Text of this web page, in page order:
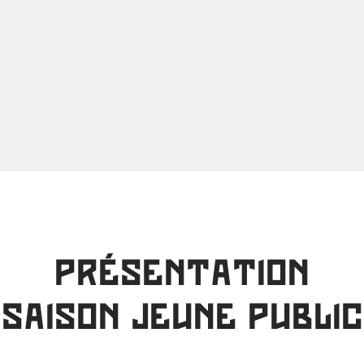
PRÉSENTATION
SAISON JEUNE PUBLIC